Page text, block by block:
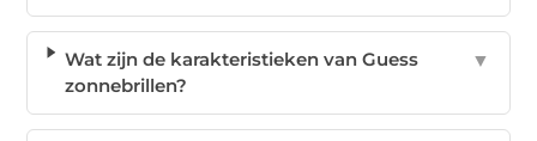
Wat zijn de karakteristieken van Guess
zonnebrillen?
▼